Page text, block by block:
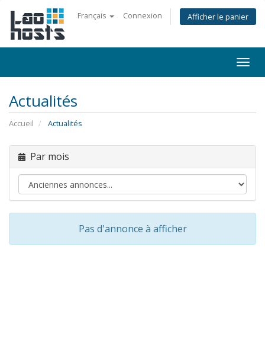
Français Connexion Afficher le panier
Actualités
Accueil Actualités
Par mois
Pas d'annonce à afficher